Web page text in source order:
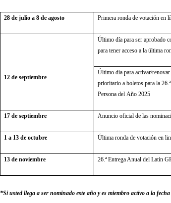
28 de julio a 8 de agosto Primera ronda de votación en
12 de septiembre
Último día para ser aprobado
para tener acceso a la última
Último día para activar/renovar
prioritario a boletos para la
Persona del Año 2025
17 de septiembre Anuncio oficial de las
1 a 13 de octubre Última ronda de votación en
13 de noviembre 26.ª Entrega Anual del
*Si usted llega a ser nominado este año y es miembro activo a la